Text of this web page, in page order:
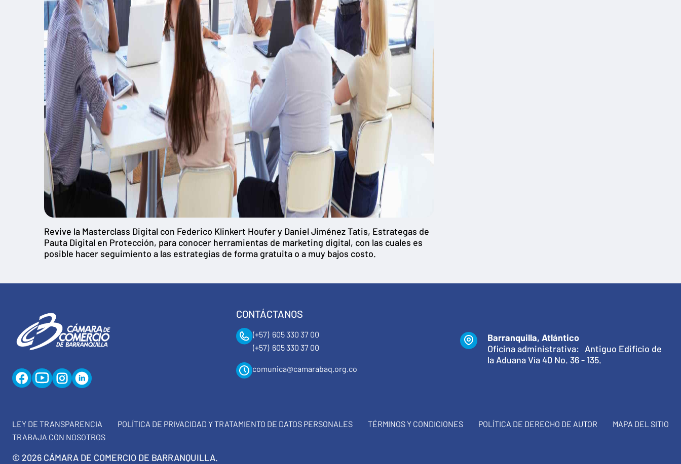
Revive la Masterclass Digital con Federico Klinkert Houfer y Daniel Jiménez Tatis, Estrategas de
Pauta Digital en Protección, para conocer herramientas de marketing digital, con las cuales es
posible hacer seguimiento a las estrategias de forma gratuita o a muy bajos costo.
CONTÁCTANOS
(+57) 605 330 37 00
(+57) 605 330 37 00
comunica@camarabaq.org.co
Barranquilla, Atlántico
Oficina administrativa: Antiguo Edificio de
la Aduana Vía 40 No. 36 - 135.
LEY DE TRANSPARENCIA POLÍTICA DE PRIVACIDAD Y TRATAMIENTO DE DATOS PERSONALES TÉRMINOS Y CONDICIONES POLÍTICA DE DERECHO DE AUTOR
MAPA DEL SITIO
TRABAJA CON NOSOTROS
© 2026 CÁMARA DE COMERCIO DE BARRANQUILLA.